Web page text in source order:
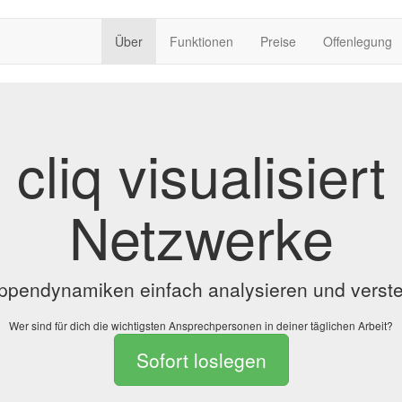
Über Funktionen Preise Offenlegung
cliq visualisiert
Netzwerke
einfach analysieren und
Wer sind für dich die wichtigsten Ansprechpersonen in deiner täglichen Arbeit?
Sofort loslegen